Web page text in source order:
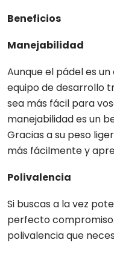
Beneficios
Manejabilidad
Aunque el pádel es
equipo de desarrollo
sea más fácil para
manejabilidad es un
Gracias a su peso
más fácilmente y
Polivalencia
Si buscas a la vez
perfecto
polivalencia que